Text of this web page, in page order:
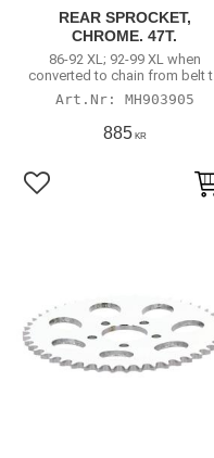
REAR SPROCKET,
CHROME. 47T.
86-92 XL; 92-99 XL when
converted to chain from belt to
rear chain.
MH903905
885KR
Lägg till i favoriter